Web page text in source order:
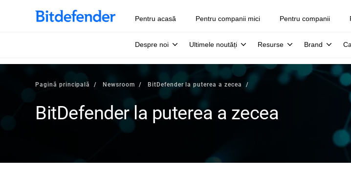
Pentru acasă Pentru companii mici Pentru companii
Despre noi Ultimele noutăți Resurse Brand
Pagină principală Newsroom BitDefender la puterea a zecea
BitDefender la puterea a zecea